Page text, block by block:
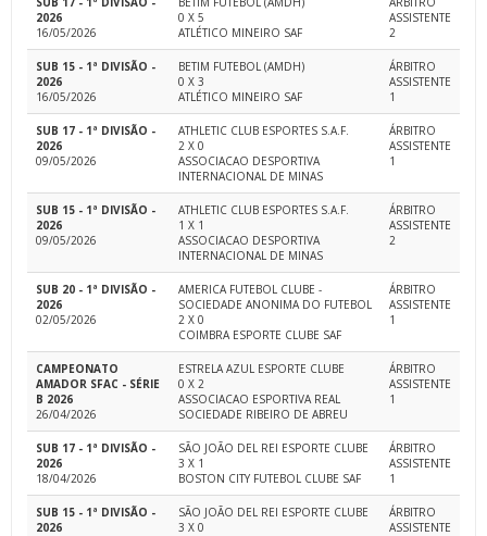
2026
16/05/2026
0 X 5
ATLÉTICO MINEIRO SAF
ASSISTENTE
2
SUB 15 - 1ª DIVISÃO -
2026
16/05/2026
BETIM FUTEBOL (AMDH)
0 X 3
ATLÉTICO MINEIRO SAF
ÁRBITRO
ASSISTENTE
1
SUB 17 - 1ª DIVISÃO -
2026
09/05/2026
ATHLETIC CLUB ESPORTES S.A.F.
2 X 0
ASSOCIACAO DESPORTIVA
INTERNACIONAL DE MINAS
ÁRBITRO
ASSISTENTE
1
SUB 15 - 1ª DIVISÃO -
2026
09/05/2026
ATHLETIC CLUB ESPORTES S.A.F.
1 X 1
ASSOCIACAO DESPORTIVA
INTERNACIONAL DE MINAS
ÁRBITRO
ASSISTENTE
2
SUB 20 - 1ª DIVISÃO -
2026
02/05/2026
AMERICA FUTEBOL CLUBE -
SOCIEDADE ANONIMA DO FUTEBOL
2 X 0
COIMBRA ESPORTE CLUBE SAF
ÁRBITRO
ASSISTENTE
1
CAMPEONATO
AMADOR SFAC - SÉRIE
B 2026
26/04/2026
ESTRELA AZUL ESPORTE CLUBE
0 X 2
ASSOCIACAO ESPORTIVA REAL
SOCIEDADE RIBEIRO DE ABREU
ÁRBITRO
ASSISTENTE
1
SUB 17 - 1ª DIVISÃO -
2026
18/04/2026
SÃO JOÃO DEL REI ESPORTE CLUBE
3 X 1
BOSTON CITY FUTEBOL CLUBE SAF
ÁRBITRO
ASSISTENTE
1
SUB 15 - 1ª DIVISÃO -
2026
SÃO JOÃO DEL REI ESPORTE CLUBE
3 X 0
ÁRBITRO
ASSISTENTE